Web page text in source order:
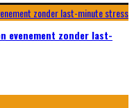
evenement zonder last-